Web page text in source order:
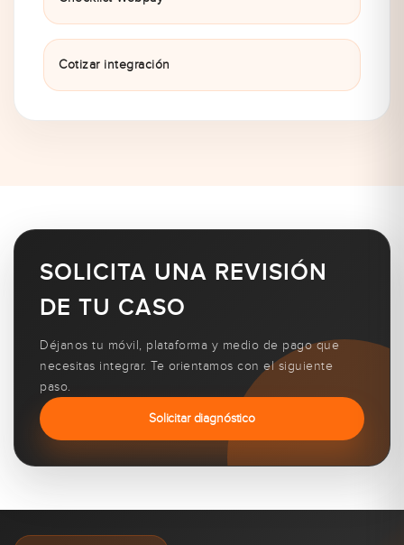
Cotizar integración
SOLICITA UNA REVISIÓN
DE TU CASO
Déjanos tu móvil, plataforma y medio de pago que
necesitas integrar. Te orientamos con el siguiente
paso.
Solicitar diagnóstico